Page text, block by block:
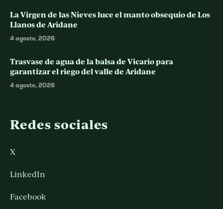
La Virgen de las Nieves luce el manto obsequio de Los
Llanos de Aridane
4 agosto, 2026
Trasvase de agua de la balsa de Vicario para
garantizar el riego del valle de Aridane
4 agosto, 2026
Redes sociales
X
LinkedIn
Facebook